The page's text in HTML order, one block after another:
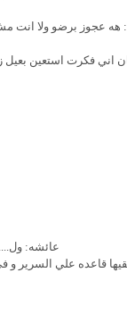
: هه عجوز برضو ولا انت
اني فكرت استعين
عائشه:
قاعده علي السرير